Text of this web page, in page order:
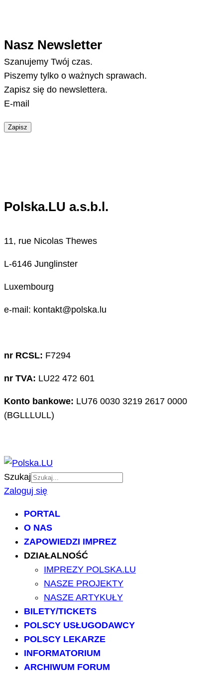
Nasz Newsletter
Szanujemy Twój czas.
Piszemy tylko o ważnych sprawach.
Zapisz się do newslettera.
E-mail
Zapisz
Polska.LU a.s.b.l.
11, rue Nicolas Thewes
L-6146 Junglinster
Luxembourg
e-mail: kontakt@polska.lu
nr RCSL: F7294
nr TVA: LU22 472 601
Konto bankowe: LU76 0030 3219 2617 0000
(BGLLLULL)
Szukaj
Zaloguj się
PORTAL
O NAS
ZAPOWIEDZI IMPREZ
DZIAŁALNOŚĆ
IMPREZY POLSKA.LU
NASZE PROJEKTY
NASZE ARTYKUŁY
BILETY/TICKETS
POLSCY USŁUGODAWCY
POLSCY LEKARZE
INFORMATORIUM
ARCHIWUM FORUM